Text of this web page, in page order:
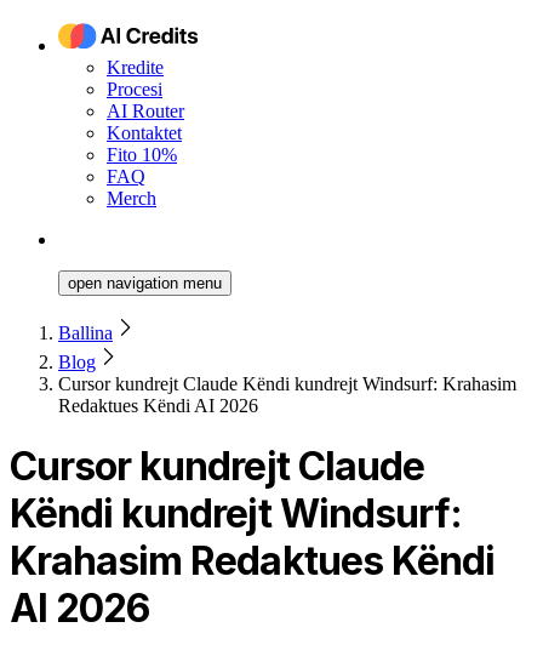
Kredite
Procesi
AI Router
Kontaktet
Fito 10%
FAQ
Merch
open navigation menu
Ballina
Blog
Cursor kundrejt Claude Këndi kundrejt Windsurf: Krahasim
Redaktues Këndi AI 2026
Cursor kundrejt Claude
Këndi kundrejt Windsurf:
Krahasim Redaktues Këndi
AI 2026